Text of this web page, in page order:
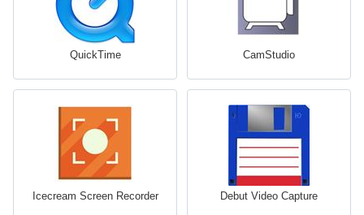
CamStudio
QuickTime
Debut Video Capture
Icecream Screen Recorder